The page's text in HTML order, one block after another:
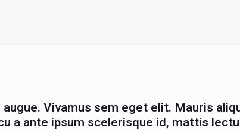
Vivamus sem eget elit. Mauris
a ante ipsum scelerisque id, mattis